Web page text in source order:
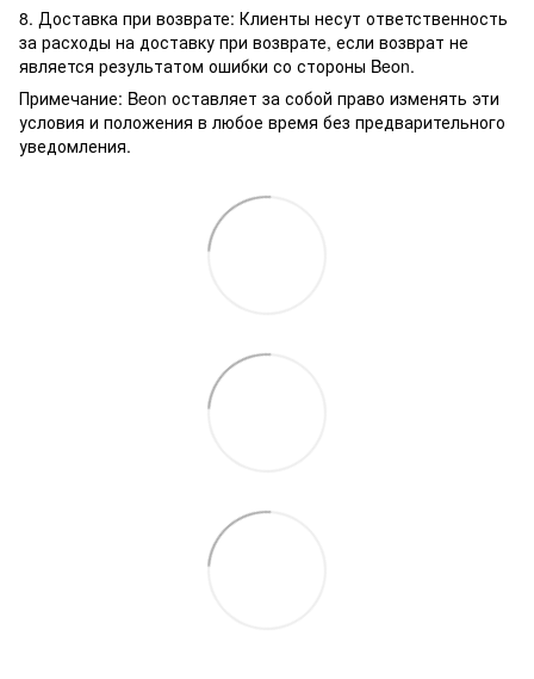
8. Доставка при возврате: Клиенты несут ответственность
за расходы на доставку при возврате, если возврат не
является результатом ошибки со стороны Beon.
Примечание: Beon оставляет за собой право изменять эти
условия и положения в любое время без предварительного
уведомления.